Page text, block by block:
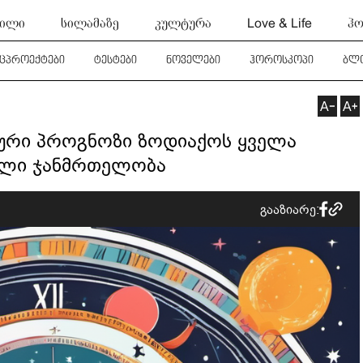
სილამაზე კულტურა Love & Life
ტესტები ნოველები ჰოროსკოპი
პროგნოზი ზოდიაქოს ყველა
ჯანმრთელობა
გააზიარე: